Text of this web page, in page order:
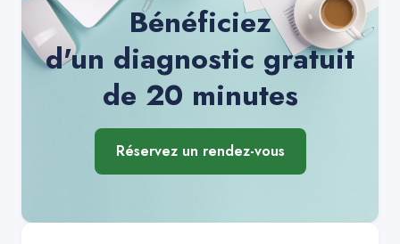
Bénéficiez
d'un diagnostic gratuit
de 20 minutes
Réservez un rendez-vous